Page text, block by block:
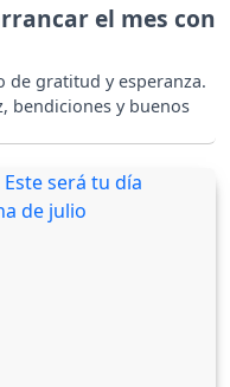
el mes con
de gratitud y esperanza.
bendiciones y buenos